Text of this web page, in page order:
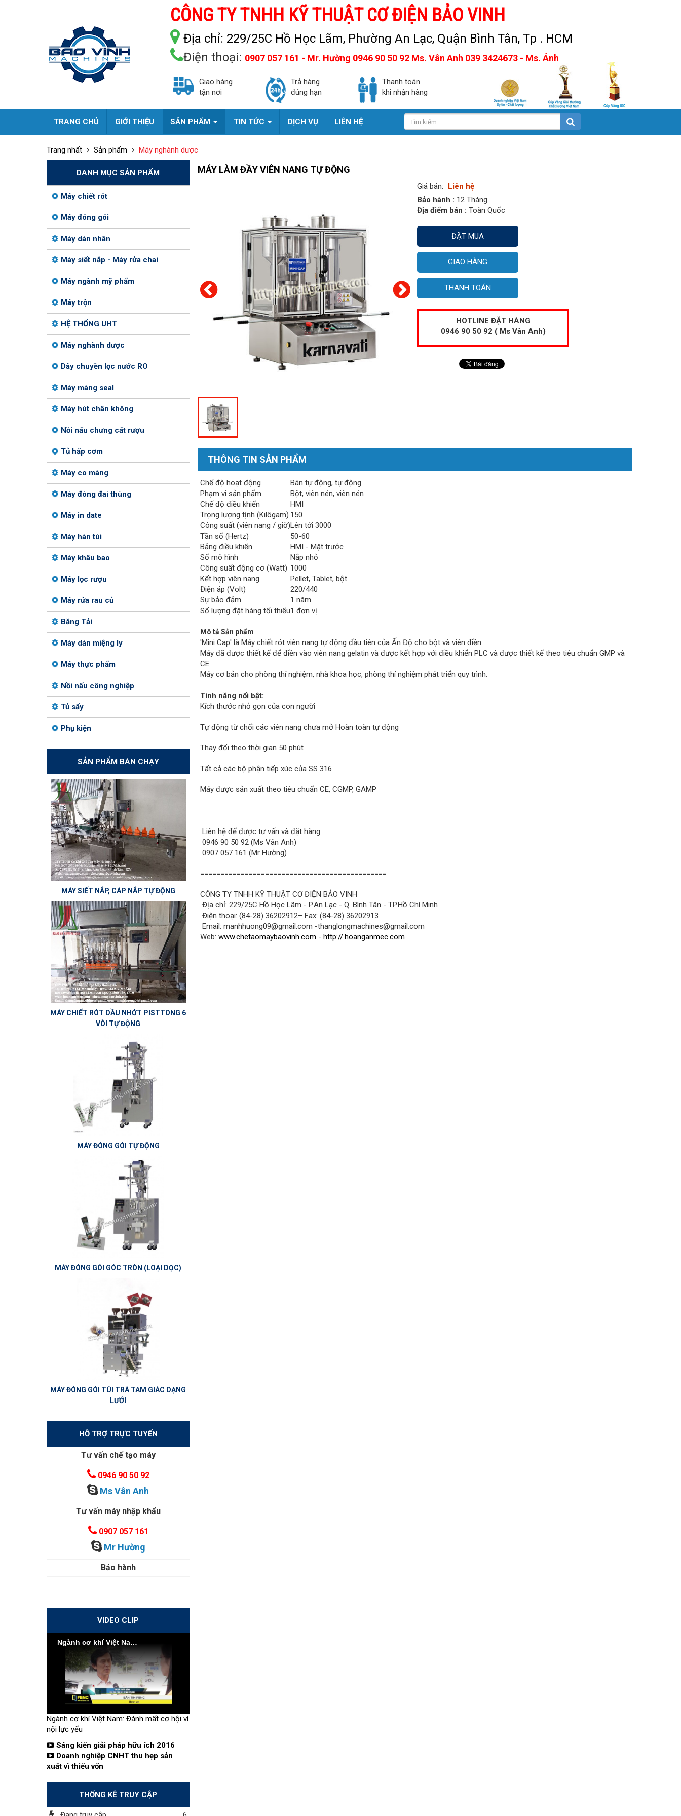
CÔNG TY TNHH KỸ THUẬT CƠ ĐIỆN BẢO VINH
Địa chỉ: 229/25C Hồ Học Lãm, Phường An Lạc, Quận Bình Tân, Tp . HCM
Điện thoại: 0907 057 161 - Mr. Hường 0946 90 50 92 Ms. Vân Anh 039 3424673 - Ms. Ánh
Giao hàng
tận nơi
Trả hàng
đúng hạn
Thanh toán
khi nhận hàng
TRANG CHỦ GIỚI THIỆU SẢN PHẨM TIN TỨC DỊCH VỤ LIÊN HỆ
Trang nhất Sản phẩm Máy nghành dược
MÁY LÀM ĐẦY VIÊN NANG TỰ ĐỘNG
Giá bán:
Liên hệ
Bảo hành : 12 Tháng
Địa điểm bán : Toàn Quốc
ĐẶT MUA
GIAO HÀNG
THANH TOÁN
HOTLINE ĐẶT HÀNG
0946 90 50 92 ( Ms Vân Anh)
THÔNG TIN SẢN PHẨM
Chế độ hoạt động
Bán tự động, tự động
Phạm vi sản phẩm
Bột, viên nén, viên nén
Chế độ điều khiển
HMI
Trọng lượng tịnh (Kilôgam) 150
Công suất (viên nang / giờ)Lên tới 3000
Tần số (Hertz)
50-60
Bảng điều khiển
HMI - Mặt trước
Số mô hình
Nắp nhỏ
Công suất động cơ (Watt) 1000
Kết hợp viên nang
Pellet, Tablet, bột
Điện áp (Volt)
220/440
Sự bảo đảm
1 năm
Số lượng đặt hàng tối thiểu1 đơn vị
Mô tả Sản phẩm
'Mini Cap' là Máy chiết rót viên nang tự động đầu tiên của Ấn Độ cho bột và viên điền.
Máy đã được thiết kế để điền vào viên nang gelatin và được kết hợp với điều khiển PLC và được thiết kế theo tiêu chuẩn GMP và
CE.
Máy cơ bản cho phòng thí nghiệm, nhà khoa học, phòng thí nghiệm phát triển quy trình.
Tính năng nổi bật:
Kích thước nhỏ gọn của con người
Tự động từ chối các viên nang chưa mở Hoàn toàn tự động
Thay đổi theo thời gian 50 phút
Tất cả các bộ phận tiếp xúc của SS 316
Máy được sản xuất theo tiêu chuẩn CE, CGMP, GAMP
Liên hệ để được tư vấn và đặt hàng:
0946 90 50 92 (Ms Vân Anh)
0907 057 161 (Mr Hường)
==============================================
CÔNG TY TNHH KỸ THUẬT CƠ ĐIỆN BẢO VINH
Địa chỉ: 229/25C Hồ Học Lãm - P.An Lạc - Q. Bình Tân - TP.Hồ Chí Minh
Điện thoại: (84-28) 36202912– Fax: (84-28) 36202913
Email: manhhuong09@gmail.com -thanglongmachines@gmail.com
Web: www.chetaomaybaovinh.com - http://.hoanganmec.com
DANH MỤC SẢN PHẨM
Máy chiết rót
Máy đóng gói
Máy dán nhãn
Máy siết nắp - Máy rửa chai
Máy ngành mỹ phẩm
Máy trộn
HỆ THỐNG UHT
Máy nghành dược
Dây chuyền lọc nước RO
Máy màng seal
Máy hút chân không
Nồi nấu chưng cất rượu
Tủ hấp cơm
Máy co màng
Máy đóng đai thùng
Máy in date
Máy hàn túi
Máy khâu bao
Máy lọc rượu
Máy rửa rau củ
Băng Tải
Máy dán miệng ly
Máy thực phẩm
Nồi nấu công nghiệp
Tủ sấy
Phụ kiện
SẢN PHẨM BÁN CHẠY
MÁY SIẾT NẮP, CÁP NẮP TỰ ĐỘNG
MÁY CHIẾT RÓT DẦU NHỚT PISTTONG 6
VÒI TỰ ĐỘNG
MÁY ĐÓNG GÓI TỰ ĐỘNG
MÁY ĐÓNG GÓI GÓC TRÒN (LOẠI DỌC)
MÁY ĐÓNG GÓI TÚI TRÀ TAM GIÁC DẠNG
LƯỚI
HỖ TRỢ TRỰC TUYẾN
Tư vấn chế tạo máy
0946 90 50 92
Ms Vân Anh
Tư vấn máy nhập khẩu
0907 057 161
Mr Hường
Bảo hành
VIDEO CLIP
Ngành cơ khí Việt Nam: Đánh mất cơ hội vì nội lực yếu
Ngành cơ khí Việt Nam: Đánh mất cơ hội vì
nội lực yếu
Sáng kiến giải pháp hữu ích 2016
Doanh nghiệp CNHT thu hẹp sản
xuất vì thiếu vốn
THỐNG KÊ TRUY CẬP